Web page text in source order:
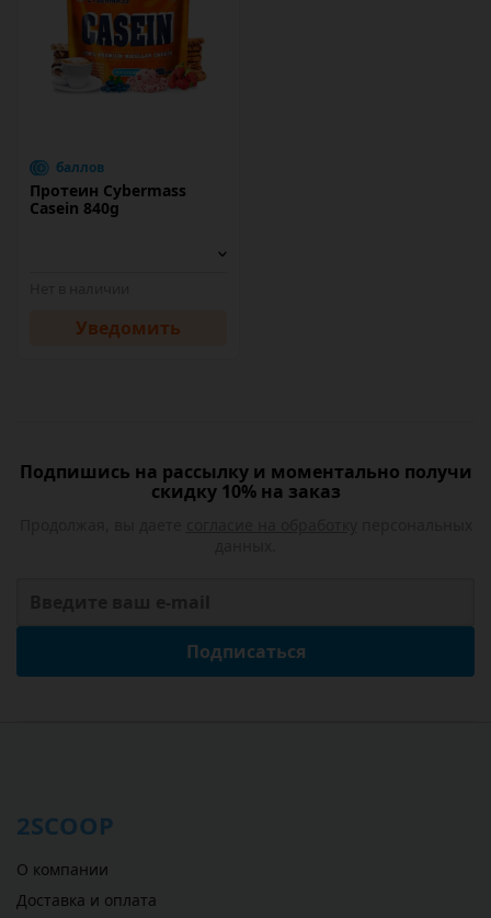
баллов
Протеин Cybermass
Casein 840g
Уведомить
Подпишись на рассылку и моментально получи
скидку 10% на заказ
Подписаться
2SCOOP
О компании
Доставка и оплата